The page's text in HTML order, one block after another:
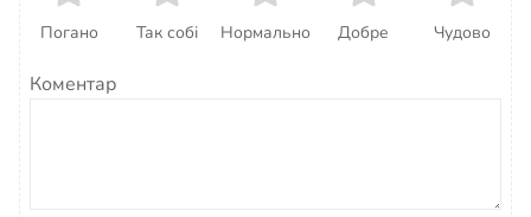
Погано Так собі Нормально Добре Чудово
Коментар